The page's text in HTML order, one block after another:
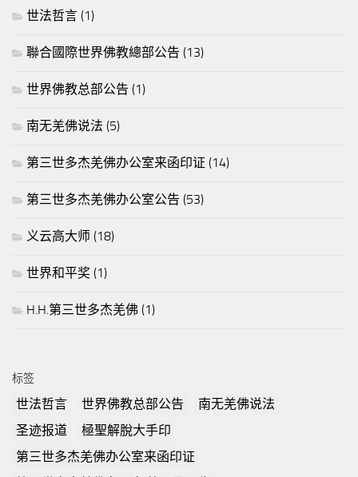
世法哲言 (1)
聯合國際世界佛教總部公告 (13)
世界佛教总部公告 (1)
南无羌佛说法 (5)
第三世多杰羌佛办公室来函印证 (14)
第三世多杰羌佛办公室公告 (53)
义云高大师 (18)
世界和平奖 (1)
H.H.第三世多杰羌佛 (1)
标签
世法哲言 世界佛教总部公告
南无羌佛说法
圣迹报道
極聖解脫大手印
第三世多杰羌佛办公室来函印证